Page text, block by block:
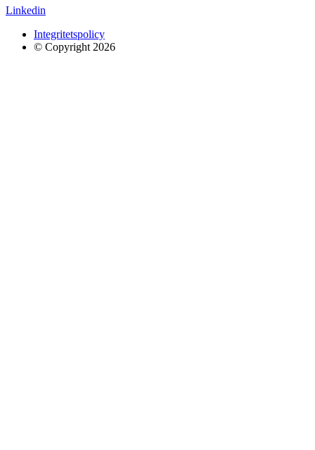
Linkedin
Integritetspolicy
© Copyright 2026